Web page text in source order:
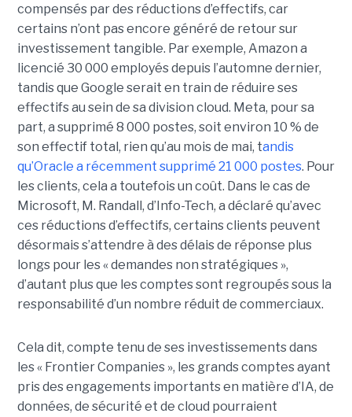
compensés par des réductions d’effectifs, car
certains n’ont pas encore généré de retour sur
investissement tangible. Par exemple, Amazon a
licencié 30 000 employésdepuis l’automne dernier,
tandis que Google serait en train de réduire ses
effectifsau sein de sa division cloud. Meta, pour sa
part, a supprimé 8 000 postes, soit environ 10 % de
son effectif total, rien qu’au mois de mai, tandis
qu’Oracle a récemment supprimé 21 000 postes. Pour
les clients, cela a toutefois un coût. Dans le cas de
Microsoft, M. Randall, d’Info-Tech, a déclaré qu’avec
ces réductions d’effectifs, certains clients peuvent
désormais s’attendre à des délais de réponse plus
longs pour les « demandes non stratégiques »,
d’autant plus que les comptes sont regroupés sous la
responsabilité d’un nombre réduit de commerciaux.
Cela dit, compte tenu de ses investissements dans
les « Frontier Companies », les grands comptes ayant
pris des engagements importants en matière d’IA, de
données, de sécurité et de cloud pourraient